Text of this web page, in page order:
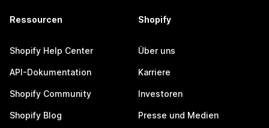
Ressourcen
Shopify Help Center
API-Dokumentation
Shopify Community
Shopify Blog
Shopify
Über uns
Karriere
Investoren
Presse und Medien